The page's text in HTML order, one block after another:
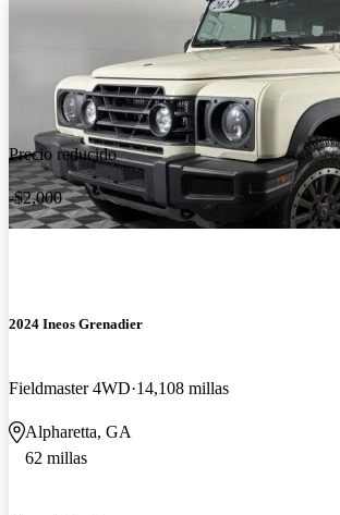
Precio reducido
-$2,000
2024 Ineos Grenadier
Fieldmaster 4WD 14,108 millas
Alpharetta, GA
62 millas